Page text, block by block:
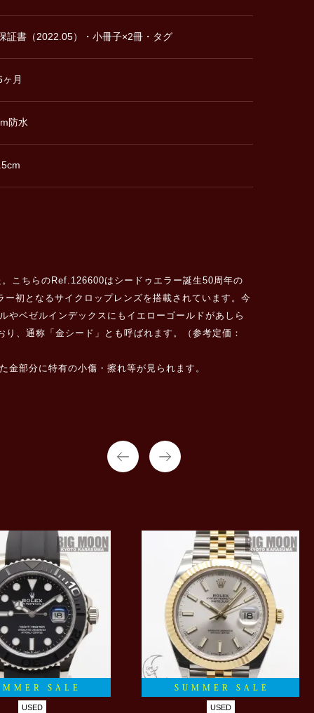
証書（2022.05）・小冊子×2冊・タグ
月
防水
こちらのRef.126600はシードゥエラー誕生50周年の
初となるサイクロップレンズを搭載されています。今
ベゼルインデックスにもイエローゴールドがあしら
、通称「金シード」とも呼ばれます。（参考定価：
部分に特有の小傷・擦れ等が見られます。
SALE
USED
SUMMER SALE
USED